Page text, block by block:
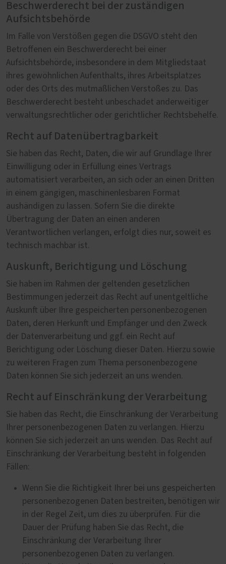
Beschwerderecht bei der zuständigen
Aufsichtsbehörde
Im Falle von Verstößen gegen die DSGVO steht den
Betroffenen ein Beschwerderecht bei einer
Aufsichtsbehörde, insbesondere in dem Mitgliedstaat
ihres gewöhnlichen Aufenthalts, ihres Arbeitsplatzes
oder des Orts des mutmaßlichen Verstoßes zu. Das
Beschwerderecht besteht unbeschadet anderweitiger
verwaltungsrechtlicher oder gerichtlicher Rechtsbehelfe.
Recht auf Datenübertragbarkeit
Sie haben das Recht, Daten, die wir auf Grundlage Ihrer
Einwilligung oder in Erfüllung eines Vertrags
automatisiert verarbeiten, an sich oder an einen Dritten
in einem gängigen, maschinenlesbaren Format
aushändigen zu lassen. Sofern Sie die direkte
Übertragung der Daten an einen anderen
Verantwortlichen verlangen, erfolgt dies nur, soweit es
technisch machbar ist.
Auskunft, Berichtigung und Löschung
Sie haben im Rahmen der geltenden gesetzlichen
Bestimmungen jederzeit das Recht auf unentgeltliche
Auskunft über Ihre gespeicherten personenbezogenen
Daten, deren Herkunft und Empfänger und den Zweck
der Datenverarbeitung und ggf. ein Recht auf
Berichtigung oder Löschung dieser Daten. Hierzu sowie
zu weiteren Fragen zum Thema personenbezogene
Daten können Sie sich jederzeit an uns wenden.
Recht auf Einschränkung der Verarbeitung
Sie haben das Recht, die Einschränkung der Verarbeitung
Ihrer personenbezogenen Daten zu verlangen. Hierzu
können Sie sich jederzeit an uns wenden. Das Recht auf
Einschränkung der Verarbeitung besteht in folgenden
Fällen:
Wenn Sie die Richtigkeit Ihrer bei uns gespeicherten
personenbezogenen Daten bestreiten, benötigen wir
in der Regel Zeit, um dies zu überprüfen. Für die
Dauer der Prüfung haben Sie das Recht, die
Einschränkung der Verarbeitung Ihrer
personenbezogenen Daten zu verlangen.